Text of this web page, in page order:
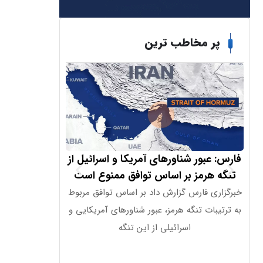
پر مخاطب ترین
فارس: عبور شناورهای آمریکا و اسرائیل از
تنگه هرمز بر اساس توافق ممنوع است
خبرگزاری فارس گزارش داد بر اساس توافق مربوط
به ترتیبات تنگه هرمز، عبور شناورهای آمریکایی و
اسرائیلی از این تنگه